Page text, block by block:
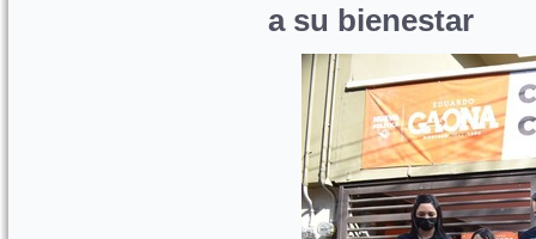
a su bienestar